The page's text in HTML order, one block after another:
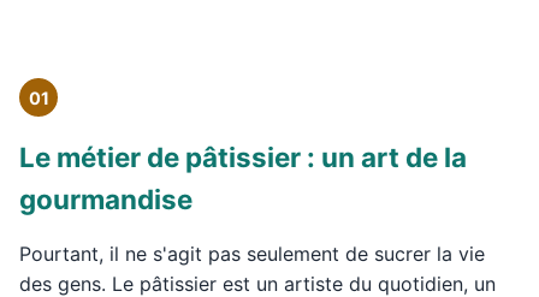
01
Le métier de pâtissier : un art de la
gourmandise
Pourtant, il ne s'agit pas seulement de sucrer la vie
des gens. Le pâtissier est un artiste du quotidien, un